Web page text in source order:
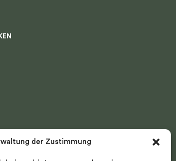
der Zustimmung